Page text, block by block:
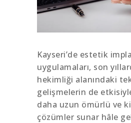
Kayseri’de estetik
uygulamaları, son
hekimliği alanındaki
gelişmelerin de
daha uzun ömürlü ve
çözümler sunar hâle